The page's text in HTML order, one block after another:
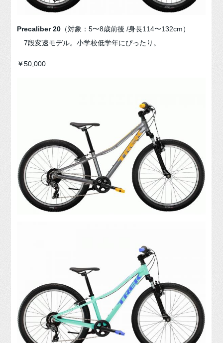
Precaliber 20 （対象：5〜8歳前後 /身長114〜132cm）
7段変速モデル。小学校低学年にぴったり。
￥50,000